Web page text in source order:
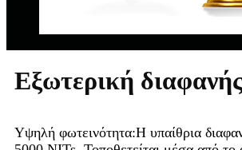
Εξωτερική
Υψηλή φωτεινότητα:Η υπαίθρια